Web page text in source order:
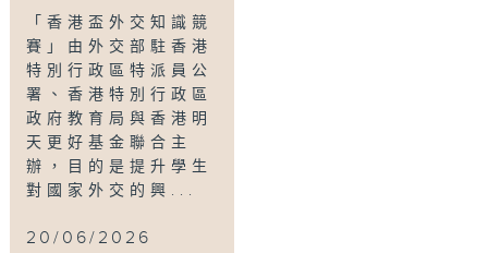
「香港盃外交知識競
賽」由外交部駐香港
特別行政區特派員公
署、香港特別行政區
政府教育局與香港明
天更好基金聯合主
辦，目的是提升學生
對國家外交的興...
20/06/2026